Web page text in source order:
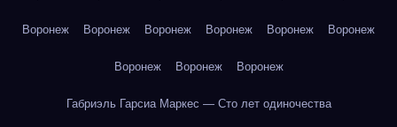
Воронеж Воронеж Воронеж Воронеж Воронеж Воронеж
Воронеж Воронеж Воронеж
Габриэль Гарсиа Маркес — Сто лет одиночества